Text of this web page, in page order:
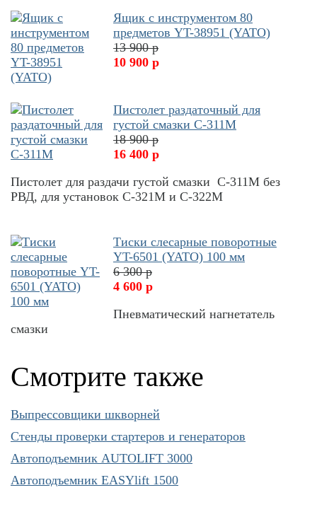
Ящик с инструментом 80
предметов YT-38951 (YATO)
13 900 р
10 900 р
Пистолет раздаточный для
густой смазки С-311М
18 900 р
16 400 р
Пистолет для раздачи густой смазки С-311М без
РВД, для установок С-321М и С-322М
Тиски слесарные поворотные
YT-6501 (YATO) 100 мм
6 300 р
4 600 р
Пневматический нагнетатель
смазки
Смотрите также
Выпрессовщики шкворней
Cтенды проверки стартеров и генераторов
Автоподъемник AUTOLIFT 3000
Автоподъемник EASYlift 1500